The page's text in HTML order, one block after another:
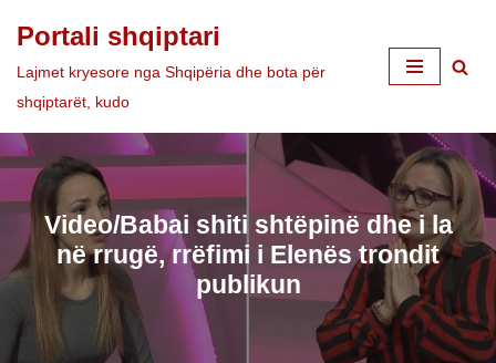
Skip
to
Portali shqiptari
Lajmet kryesore nga Shqipëria dhe bota për
shqiptarët, kudo
Video/Babai shiti shtëpinë dhe i la
në rrugë, rrëfimi i Elenës trondit
publikun